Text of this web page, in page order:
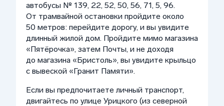
автобусы № 139, 22, 52, 50, 56, 71, 5, 96.
От трамвайной остановки пройдите около
50 метров: перейдите дорогу, и вы увидите
длинный жилой дом. Пройдите мимо магазина
«Пятёрочка», затем Почты, и не доходя
до магазина «Бристоль», вы увидите крыльцо
с вывеской «Гранит Памяти».
Если вы предпочитаете личный транспорт,
двигайтесь по улице Урицкого (из северной